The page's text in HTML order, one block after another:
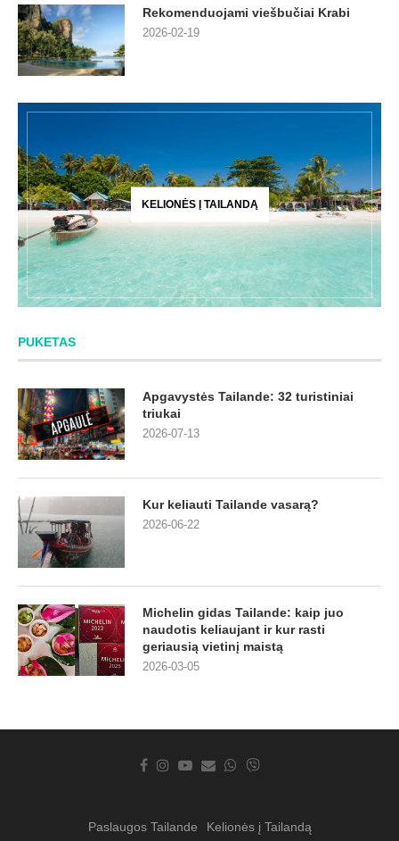
Rekomenduojami viešbučiai Krabi
2026-02-19
KELIONĖS Į TAILANDĄ
PUKETAS
Apgavystės Tailande: 32 turistiniai
triukai
2026-07-13
Kur keliauti Tailande vasarą?
2026-06-22
Michelin gidas Tailande: kaip juo
naudotis keliaujant ir kur rasti
geriausią vietinį maistą
2026-03-05
Paslaugos Tailande
Kelionės į Tailandą